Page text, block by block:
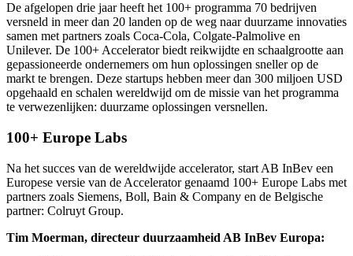
De afgelopen drie jaar heeft het 100+ programma 70 bedrijven
versneld in meer dan 20 landen op de weg naar duurzame innovaties
samen met partners zoals Coca-Cola, Colgate-Palmolive en
Unilever. De 100+ Accelerator biedt reikwijdte en schaalgrootte aan
gepassioneerde ondernemers om hun oplossingen sneller op de
markt te brengen. Deze startups hebben meer dan 300 miljoen USD
opgehaald en schalen wereldwijd om de missie van het programma
te verwezenlijken: duurzame oplossingen versnellen. ​
100+ Europe Labs
Na het succes van de wereldwijde accelerator, start AB InBev een
Europese versie van de Accelerator genaamd 100+ Europe Labs met
partners zoals Siemens, Boll, Bain & Company en de Belgische
partner: Colruyt Group. ​ ​
Tim Moerman, directeur duurzaamheid AB InBev Europa: